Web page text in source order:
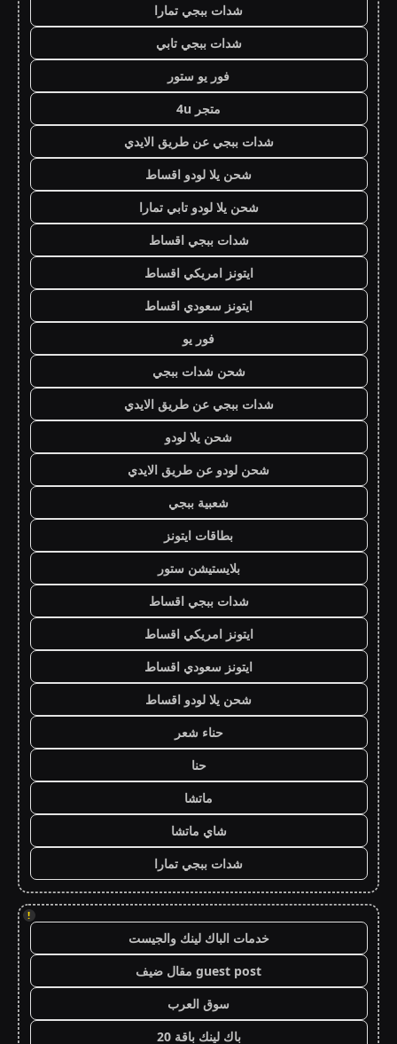
شدات ببجي تمارا
شدات ببجي تابي
فور يو ستور
متجر 4u
شدات ببجي عن طريق الايدي
شحن يلا لودو اقساط
شحن يلا لودو تابي تمارا
شدات ببجي اقساط
ايتونز امريكي اقساط
ايتونز سعودي اقساط
فور يو
شحن شدات ببجي
شدات ببجي عن طريق الايدي
شحن يلا لودو
شحن لودو عن طريق الايدي
شعبية ببجي
بطاقات ايتونز
بلايستيشن ستور
شدات ببجي اقساط
ايتونز امريكي اقساط
ايتونز سعودي اقساط
شحن يلا لودو اقساط
حناء شعر
حنا
ماتشا
شاي ماتشا
شدات ببجي تمارا
!
خدمات الباك لينك والجيست
guest post مقال ضيف
سوق العرب
باك لينك باقة 20